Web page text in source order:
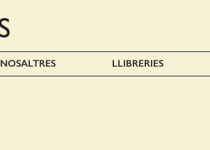
NOSALTRES LLIBRERIES